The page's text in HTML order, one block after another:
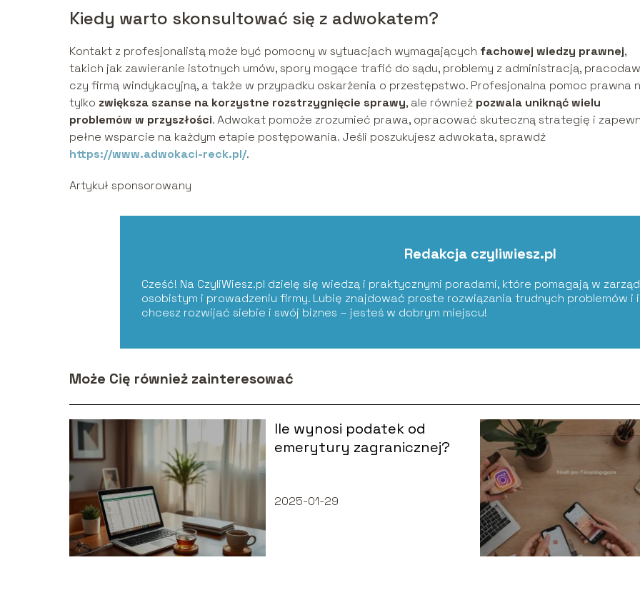
Kiedy warto skonsultować się z adwokatem?
Kontakt z profesjonalistą może być pomocny w sytuacjach wymagających fachowej wiedzy prawnej,
takich jak zawieranie istotnych umów, spory mogące trafić do sądu, problemy z administracją,
czy firmą windykacyjną, a także w przypadku oskarżenia o przestępstwo. Profesjonalna pomoc prawna
tylko zwiększa szanse na korzystne rozstrzygnięcie sprawy, ale również pozwala uniknąć wielu
problemów w przyszłości. Adwokat pomoże zrozumieć prawa, opracować skuteczną strategię i
pełne wsparcie na każdym etapie postępowania. Jeśli poszukujesz adwokata, sprawdź
https://www.adwokaci-reck.pl/.
Artykuł sponsorowany
Redakcja czyliwiesz.pl
Cześć! Na CzyliWiesz.pl dzielę się wiedzą i praktycznymi poradami, które pomagają w
osobistym i prowadzeniu firmy. Lubię znajdować proste rozwiązania trudnych problemów i
chcesz rozwijać siebie i swój biznes – jesteś w dobrym miejscu!
Może Cię również zainteresować
Ile wynosi podatek od
emerytury zagranicznej?
2025-01-29